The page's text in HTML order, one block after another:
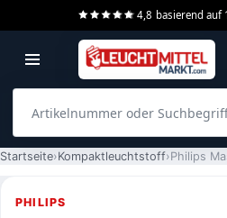
4,8 basierend auf
Startseite Kompaktleuchtstoff Philips
PHILIPS